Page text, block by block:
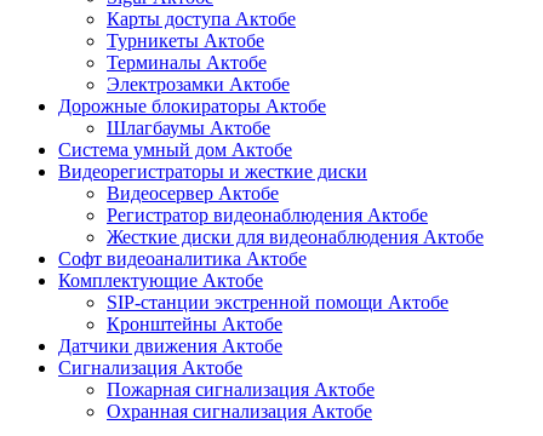
Карты доступа Актобе
Турникеты Актобе
Терминалы Актобе
Электрозамки Актобе
Дорожные блокираторы Актобе
Шлагбаумы Актобе
Система умный дом Актобе
Видеорегистраторы и жесткие диски
Видеосервер Актобе
Регистратор видеонаблюдения Актобе
Жесткие диски для видеонаблюдения Актобе
Софт видеоаналитика Актобе
Комплектующие Актобе
SIP-станции экстренной помощи Актобе
Кронштейны Актобе
Датчики движения Актобе
Сигнализация Актобе
Пожарная сигнализация Актобе
Охранная сигнализация Актобе